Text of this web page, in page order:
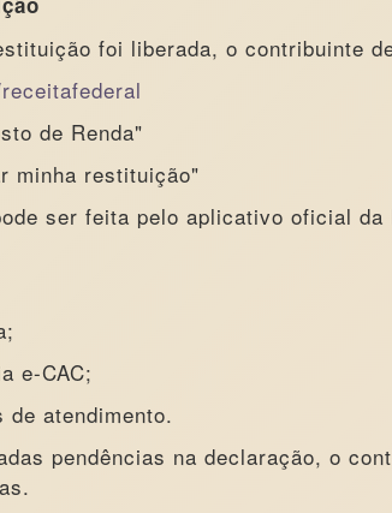
foi liberada, o contribuinte
de Renda"
minha restituição"
ser feita pelo aplicativo oficial
e-CAC;
atendimento.
pendências na declaração, o